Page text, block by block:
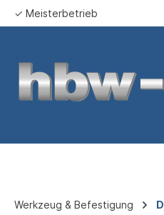
Zur
✓ Meisterbetrieb
Werkzeug & Befestigung